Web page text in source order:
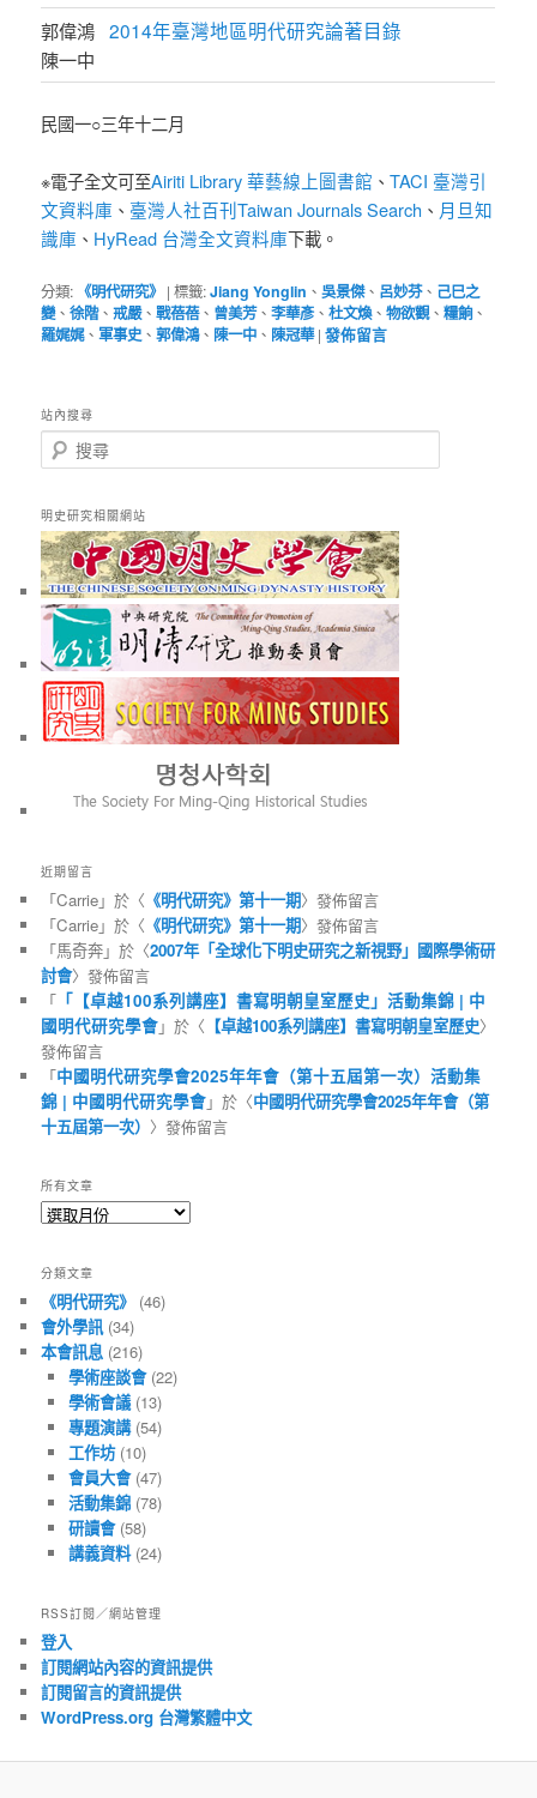
郭偉鴻
陳一中
2014年臺灣地區明代研究論著目錄
民國一○三年十二月
※電子全文可至Airiti Library 華藝線上圖書館 、TACI 臺灣引
文資料庫 、 臺灣人社百刊Taiwan Journals Search 、 月旦知
識庫 、 HyRead 台灣全文資料庫下載。
分類: 《明代研究》 |標籤:Jiang Yonglin 、吳景傑、 呂妙芬、 己巳之
變、徐階、戒嚴、戰蓓蓓、 曾美芳、李華彥、杜文煥、物欲觀、糧餉、
羅娓娓、軍事史 、郭偉鴻、 陳一中 、 陳冠華 |發佈留言
站內搜尋
搜
尋
明史研究相關網站
近期留言
「Carrie」於〈 《明代研究》第十一期〉發佈留言
「Carrie」於〈 《明代研究》第十一期〉發佈留言
「馬奇奔」於〈2007年「全球化下明史研究之新視野」國際學術研
討會〉發佈留言
「 「【卓越100系列講座】書寫明朝皇室歷史」活動集錦 | 中
國明代研究學會」於〈 【卓越100系列講座】書寫明朝皇室歷史〉
發佈留言
「中國明代研究學會2025年年會（第十五屆第一次）活動集
錦 | 中國明代研究學會」於〈中國明代研究學會2025年年會（第
十五屆第一次） 〉發佈留言
所有文章
所
章
分類文章
《明代研究》 (46)
會外學訊(34)
本會訊息 (216)
學術座談會(22)
學術會議(13)
專題演講(54)
工作坊(10)
會員大會(47)
活動集錦(78)
研讀會(58)
講義資料(24)
RSS訂閱／網站管理
登入
訂閱網站內容的資訊提供
訂閱留言的資訊提供
WordPress.org 台灣繁體中文